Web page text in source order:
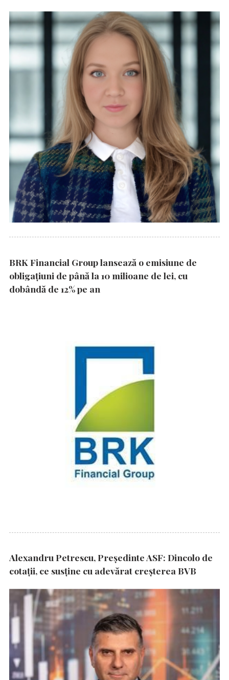
BRK Financial Group lansează o emisiune de
obligațiuni de până la 10 milioane de lei, cu
dobândă de 12% pe an
Alexandru Petrescu, Președinte ASF: Dincolo de
cotații, ce susține cu adevărat creșterea BVB